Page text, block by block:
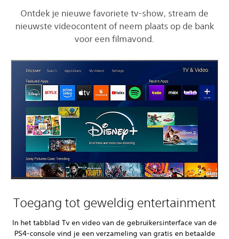
Ontdek je nieuwe favoriete tv-show, stream de
nieuwste videocontent of neem plaats op de bank
voor een filmavond.
Toegang tot geweldig entertainment
In het tabblad Tv en video van de gebruikersinterface van de
PS4-console vind je een verzameling van gratis en betaalde